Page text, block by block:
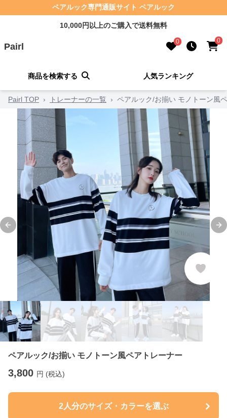
ペアルック専門通販サイト ペアルック
10,000円以上のご購入で送料無料
Pairl 0 0
商品を検索する 人気ランキング
Pairl TOP › トレーナーの一覧 › ペアルック/お揃い モノトーン風
Previous slide
ペアルック/お揃い モノトーン風ペアトレーナー
3,800 円 (税込)
2人分のサイズ・カラーを選ぶ